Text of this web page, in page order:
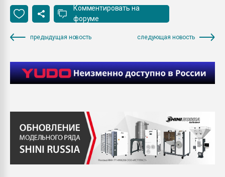
Комментировать на
форуме
предыдущая новость следующая новость